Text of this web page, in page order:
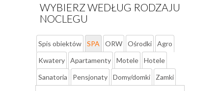
WYBIERZ WEDŁUG RODZAJU
NOCLEGU
Spis obiektów SPA ORW Ośrodki
Agro
Kwatery
Apartamenty Motele
Hotele
Sanatoria
Pensjonaty Domy/domki Zamki